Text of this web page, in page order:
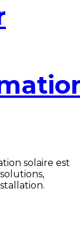
solaire est